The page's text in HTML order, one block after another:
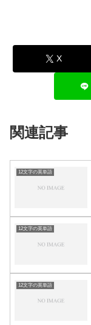
X
関連記事
12文字の英単語
12文字の英単語
12文字の英単語